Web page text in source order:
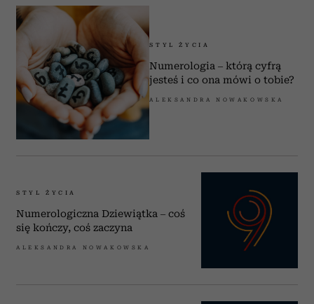
STYL ŻYCIA
Numerologia – którą cyfrą
jesteś i co ona mówi o tobie?
ALEKSANDRA NOWAKOWSKA
STYL ŻYCIA
Numerologiczna Dziewiątka – coś
się kończy, coś zaczyna
ALEKSANDRA NOWAKOWSKA